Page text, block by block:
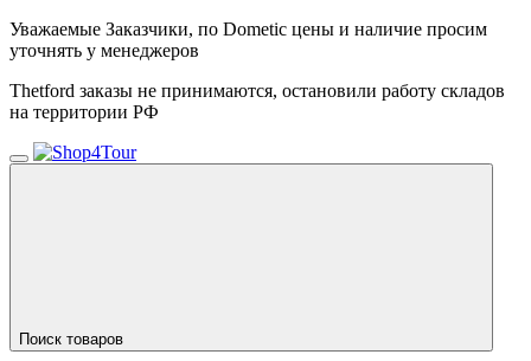
Уважаемые Заказчики, по Dometic цены и наличие просим
уточнять у менеджеров
Thetford заказы не принимаются, остановили работу складов
на территории РФ
Поиск товаров